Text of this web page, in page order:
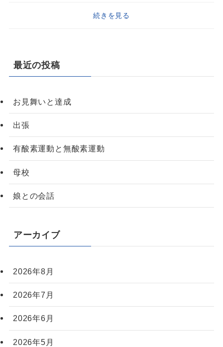
続きを見る
最近の投稿
お見舞いと達成
出張
有酸素運動と無酸素運動
母校
娘との会話
アーカイブ
2026年8月
2026年7月
2026年6月
2026年5月